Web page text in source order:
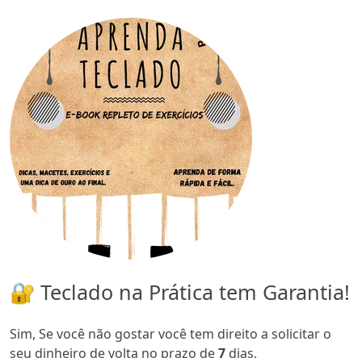
🔐 Teclado na Prática tem Garantia!
Sim, Se você não gostar você tem direito a solicitar o
seu dinheiro de volta no prazo de7 dias.